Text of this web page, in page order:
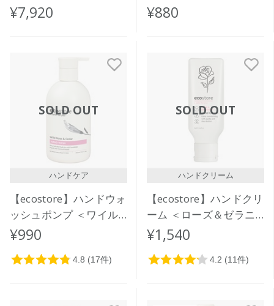
＆シダー＞5L
¥7,920
350mL
¥880
SOLD OUT
ハンドケア
【ecostore】ハンドウォ
ッシュポンプ ＜ワイル
ドローズ＆シダー＞
¥990
SOLD OUT
ハンドクリーム
【ecostore】ハンドクリ
ーム ＜ローズ＆ゼラニ
ウム＞
¥1,540